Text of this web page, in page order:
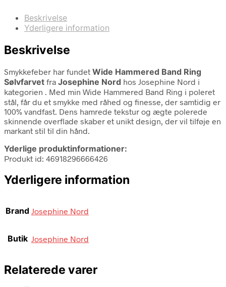
Beskrivelse
Yderligere information
Beskrivelse
Smykkefeber har fundet Wide Hammered Band Ring
Sølvfarvet fra Josephine Nord hos Josephine Nord i
kategorien . Med min Wide Hammered Band Ring i poleret
stål, får du et smykke med råhed og finesse, der samtidig er
100% vandfast. Dens hamrede tekstur og ægte polerede
skinnende overflade skaber et unikt design, der vil tilføje en
markant stil til din hånd.
Yderlige produktinformationer:
Produkt id: 46918296666426
Yderligere information
Brand Josephine Nord
Butik Josephine Nord
Relaterede varer